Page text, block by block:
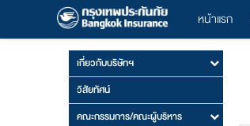
หน้าแรก
เกี่ยวกับบริษัทฯ
วิสัยทัศน์
คณะกรรมการ/คณะผู้บริหาร